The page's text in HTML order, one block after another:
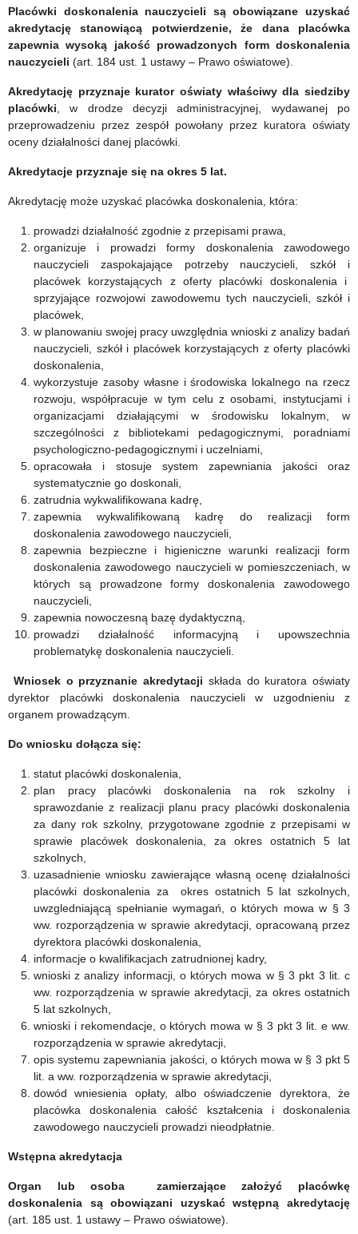
Placówki doskonalenia nauczycieli są obowiązane uzyskać
akredytację stanowiącą potwierdzenie, że dana placówka
zapewnia wysoką jakość prowadzonych form doskonalenia
nauczycieli (art. 184 ust. 1 ustawy – Prawo oświatowe).
Akredytację przyznaje kurator oświaty właściwy dla siedziby
placówki, w drodze decyzji administracyjnej, wydawanej po
przeprowadzeniu przez zespół powołany przez kuratora oświaty
oceny działalności danej placówki.
Akredytacje przyznaje się na okres 5 lat.
Akredytację może uzyskać placówka doskonalenia, która:
prowadzi działalność zgodnie z przepisami prawa,
organizuje i prowadzi formy doskonalenia zawodowego
nauczycieli zaspokajające potrzeby nauczycieli, szkół i
placówek korzystających z oferty placówki doskonalenia i
sprzyjające rozwojowi zawodowemu tych nauczycieli, szkół i
placówek,
w planowaniu swojej pracy uwzględnia wnioski z analizy badań
nauczycieli, szkół i placówek korzystających z oferty placówki
doskonalenia,
wykorzystuje zasoby własne i środowiska lokalnego na rzecz
rozwoju, współpracuje w tym celu z osobami, instytucjami i
organizacjami działającymi w środowisku lokalnym, w
szczególności z bibliotekami pedagogicznymi, poradniami
psychologiczno-pedagogicznymi i uczelniami,
opracowała i stosuje system zapewniania jakości oraz
systematycznie go doskonali,
zatrudnia wykwalifikowana kadrę,
zapewnia wykwalifikowaną kadrę do realizacji form
doskonalenia zawodowego nauczycieli,
zapewnia bezpieczne i higieniczne warunki realizacji form
doskonalenia zawodowego nauczycieli w pomieszczeniach, w
których są prowadzone formy doskonalenia zawodowego
nauczycieli,
zapewnia nowoczesną bazę dydaktyczną,
prowadzi działalność informacyjną i upowszechnia
problematykę doskonalenia nauczycieli.
Wniosek o przyznanie akredytacji składa do kuratora oświaty
dyrektor placówki doskonalenia nauczycieli w uzgodnieniu z
organem prowadzącym.
Do wniosku dołącza się:
statut placówki doskonalenia,
plan pracy placówki doskonalenia na rok szkolny i
sprawozdanie z realizacji planu pracy placówki doskonalenia
za dany rok szkolny, przygotowane zgodnie z przepisami w
sprawie placówek doskonalenia, za okres ostatnich 5 lat
szkolnych,
uzasadnienie wniosku zawierające własną ocenę działalności
placówki doskonalenia za okres ostatnich 5 lat szkolnych,
uwzgledniającą spełnianie wymagań, o których mowa w § 3
ww. rozporządzenia w sprawie akredytacji, opracowaną przez
dyrektora placówki doskonalenia,
informacje o kwalifikacjach zatrudnionej kadry,
wnioski z analizy informacji, o których mowa w § 3 pkt 3 lit. c
ww. rozporządzenia w sprawie akredytacji, za okres ostatnich
5 lat szkolnych,
wnioski i rekomendacje, o których mowa w § 3 pkt 3 lit. e ww.
rozporządzenia w sprawie akredytacji,
opis systemu zapewniania jakości, o których mowa w § 3 pkt 5
lit. a ww. rozporządzenia w sprawie akredytacji,
dowód wniesienia opłaty, albo oświadczenie dyrektora, że
placówka doskonalenia całość kształcenia i doskonalenia
zawodowego nauczycieli prowadzi nieodpłatnie.
Wstępna akredytacja
Organ lub osoba zamierzające założyć placówkę
doskonalenia są obowiązani uzyskać wstępną akredytację
(art. 185 ust. 1 ustawy – Prawo oświatowe).